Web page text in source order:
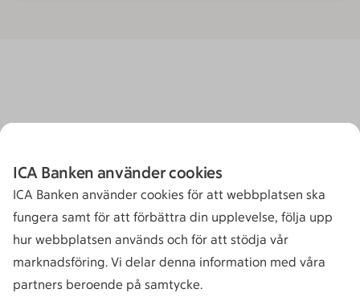
ICA Banken använder cookies
ICA Banken använder cookies för att webbplatsen ska
fungera samt för att förbättra din upplevelse, följa upp
hur webbplatsen används och för att stödja vår
marknadsföring. Vi delar denna information med våra
partners beroende på samtycke.